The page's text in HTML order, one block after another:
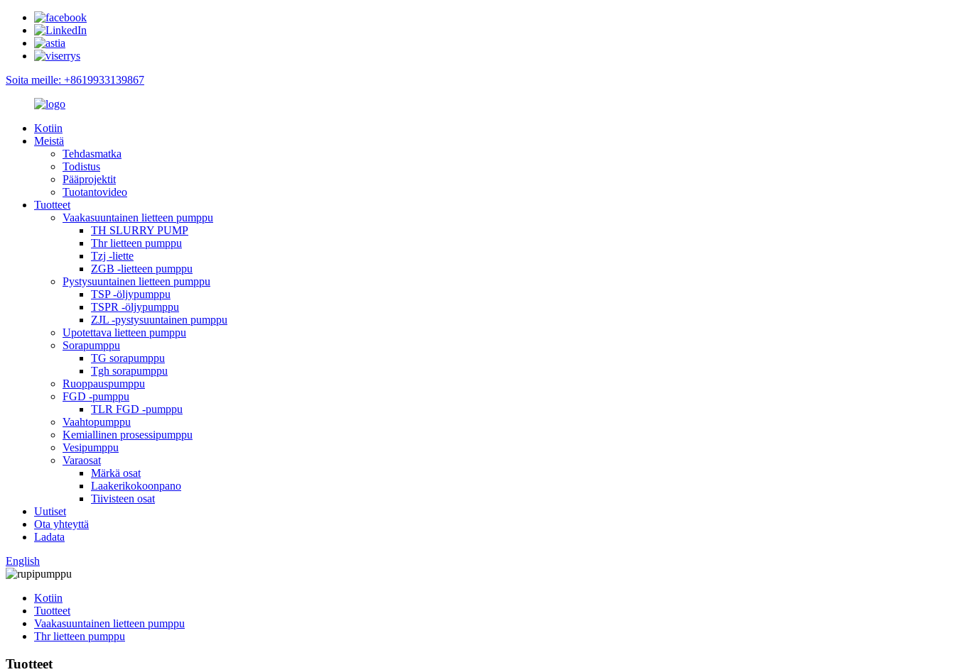
Soita meille: +8619933139867
Kotiin
Meistä
Tehdasmatka
Todistus
Pääprojektit
Tuotantovideo
Tuotteet
Vaakasuuntainen lietteen pumppu
TH SLURRY PUMP
Thr lietteen pumppu
Tzj -liette
ZGB -lietteen pumppu
Pystysuuntainen lietteen pumppu
TSP -öljypumppu
TSPR -öljypumppu
ZJL -pystysuuntainen pumppu
Upotettava lietteen pumppu
Sorapumppu
TG sorapumppu
Tgh sorapumppu
Ruoppauspumppu
FGD -pumppu
TLR FGD -pumppu
Vaahtopumppu
Kemiallinen prosessipumppu
Vesipumppu
Varaosat
Märkä osat
Laakerikokoonpano
Tiivisteen osat
Uutiset
Ota yhteyttä
Ladata
English
Kotiin
Tuotteet
Vaakasuuntainen lietteen pumppu
Thr lietteen pumppu
Tuotteet